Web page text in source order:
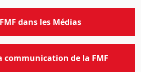
dans les Médias
communication de la FMF